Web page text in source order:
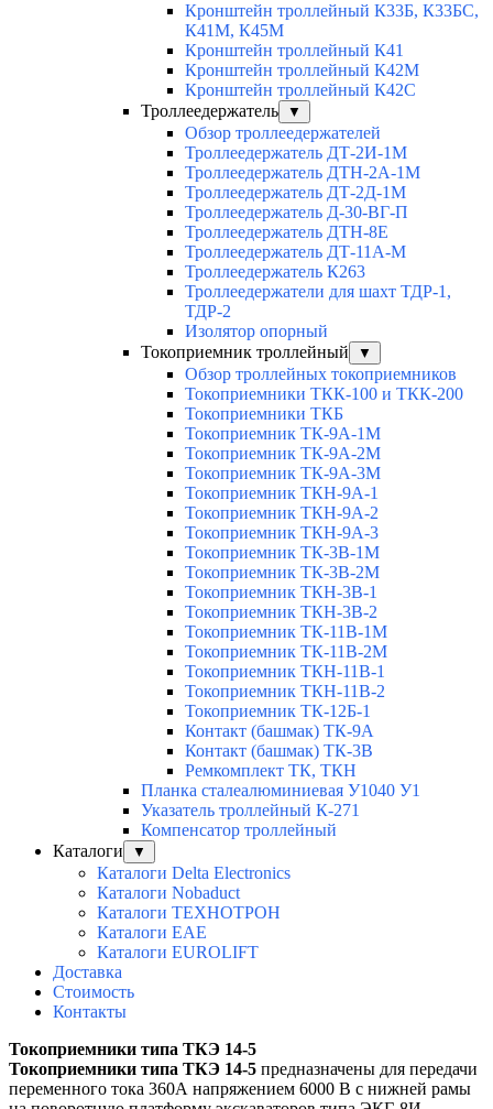
Кронштейн троллейный К33Б, К33БС,
К41М, К45М
Кронштейн троллейный К41
Кронштейн троллейный К42М
Кронштейн троллейный К42С
Троллеедержатель
▼
Обзор троллеедержателей
Троллеедержатель ДТ-2И-1М
Троллеедержатель ДТН-2А-1М
Троллеедержатель ДТ-2Д-1М
Троллеедержатель Д-30-ВГ-П
Троллеедержатель ДТН-8Е
Троллеедержатель ДТ-11А-М
Троллеедержатель К263
Троллеедержатели для шахт ТДР-1,
ТДР-2
Изолятор опорный
Токоприемник троллейный
▼
Обзор троллейных токоприемников
Токоприемники ТКК-100 и ТКК-200
Токоприемники ТКБ
Токоприемник ТК-9А-1М
Токоприемник ТК-9А-2М
Токоприемник ТК-9А-3М
Токоприемник ТКН-9А-1
Токоприемник ТКН-9А-2
Токоприемник ТКН-9А-3
Токоприемник ТК-3В-1М
Токоприемник ТК-3В-2М
Токоприемник ТКН-3В-1
Токоприемник ТКН-3В-2
Токоприемник ТК-11В-1М
Токоприемник ТК-11В-2М
Токоприемник ТКН-11В-1
Токоприемник ТКН-11В-2
Токоприемник ТК-12Б-1
Контакт (башмак) ТК-9А
Контакт (башмак) ТК-3В
Ремкомплект ТК, ТКН
Планка сталеалюминиевая У1040 У1
Указатель троллейный К-271
Компенсатор троллейный
Каталоги
▼
Каталоги Delta Electronics
Каталоги Nobaduct
Каталоги ТЕХНОТРОН
Каталоги EAE
Каталоги EUROLIFT
Доставка
Стоимость
Контакты
Токоприемники типа ТКЭ 14-5
Токоприемники типа ТКЭ 14-5 предназначены для передачи
переменного тока 360А напряжением 6000 В с нижней рамы